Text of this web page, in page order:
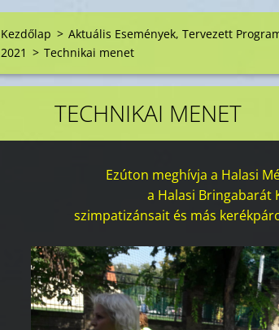
Kezdőlap > Aktuális Események, Tervezett
2021 > Technikai menet
TECHNIKAI MENET
Ezúton meghívja a Halasi
a Halasi Bringabarát
szimpatizánsait és más